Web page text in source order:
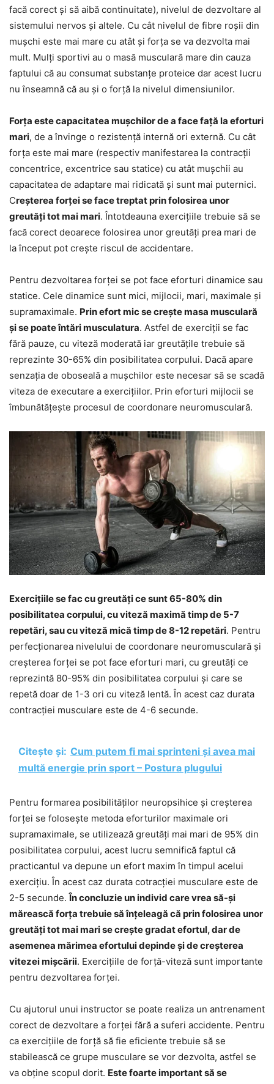
facă corect și să aibă continuitate), nivelul de dezvoltare al
sistemului nervos și altele. Cu cât nivelul de fibre roșii din
mușchi este mai mare cu atât și forța se va dezvolta mai
mult. Mulți sportivi au o masă musculară mare din cauza
faptului că au consumat substanțe proteice dar acest lucru
nu înseamnă că au și o forță la nivelul dimensiunilor.
Forța este capacitatea mușchilor de a face față la eforturi
mari, de a învinge o rezistență internă ori externă. Cu cât
forța este mai mare (respectiv manifestarea la contracții
concentrice, excentrice sau statice) cu atât mușchii au
capacitatea de adaptare mai ridicată și sunt mai puternici.
Creșterea forței se face treptat prin folosirea unor
greutăți tot mai mari. Întotdeauna exercițiile trebuie să se
facă corect deoarece folosirea unor greutăți prea mari de
la început pot crește riscul de accidentare.
Pentru dezvoltarea forței se pot face eforturi dinamice sau
statice. Cele dinamice sunt mici, mijlocii, mari, maximale și
supramaximale. Prin efort mic se crește masa musculară
și se poate întări musculatura. Astfel de exerciții se fac
fără pauze, cu viteză moderată iar greutățile trebuie să
reprezinte 30-65% din posibilitatea corpului. Dacă apare
senzația de oboseală a mușchilor este necesar să se scadă
viteza de executare a exercițiilor. Prin eforturi mijlocii se
îmbunătățește procesul de coordonare neuromusculară.
Exercițiile se fac cu greutăți ce sunt 65-80% din
posibilitatea corpului, cu viteză maximă timp de 5-7
repetări, sau cu viteză mică timp de 8-12 repetări. Pentru
perfecționarea nivelului de coordonare neuromusculară și
creșterea forței se pot face eforturi mari, cu greutăți ce
reprezintă 80-95% din posibilitatea corpului și care se
repetă doar de 1-3 ori cu viteză lentă. În acest caz durata
contracției musculare este de 4-6 secunde.
Citește și: Cum putem fi mai sprinteni și avea mai
multă energie prin sport – Postura plugului
Pentru formarea posibilităților neuropsihice și creșterea
forței se folosește metoda eforturilor maximale ori
supramaximale, se utilizează greutăți mai mari de 95% din
posibilitatea corpului, acest lucru semnifică faptul că
practicantul va depune un efort maxim în timpul acelui
exercițiu. În acest caz durata cotracției musculare este de
2-5 secunde.În concluzie un individ care vrea să-și
mărească forța trebuie să înțeleagă că prin folosirea unor
greutăți tot mai mari se crește gradat efortul, dar de
asemenea mărimea efortului depinde și de creșterea
vitezei mișcării. Exercițiile de forță-viteză sunt importante
pentru dezvoltarea forței.
Cu ajutorul unui instructor se poate realiza un antrenament
corect de dezvoltare a forței fără a suferi accidente. Pentru
ca exercițiile de forță să fie eficiente trebuie să se
stabilească ce grupe musculare se vor dezvolta, astfel se
va obține scopul dorit. Este foarte important să se